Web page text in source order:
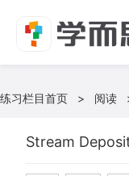
练习栏目首页 > 阅读
Stream